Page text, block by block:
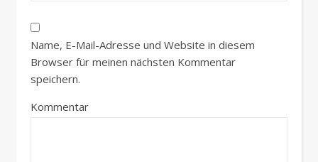
Name, E-Mail-Adresse und Website in diesem
Browser für meinen nächsten Kommentar
speichern.
Kommentar